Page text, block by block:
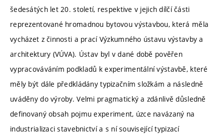
šedesátých let 20. století, respektive v jejich dílčí části
reprezentované hromadnou bytovou výstavbou, která měla
vycházet z činnosti a prací Výzkumného ústavu výstavby a
architektury (VÚVA). Ústav byl v dané době pověřen
vypracováváním podkladů k experimentální výstavbě, které
měly být dále předkládány typizačním složkám a následně
uváděny do výroby. Velmi pragmatický a zdánlivě důsledně
definovaný obsah pojmu experiment, úzce navázaný na
industrializaci stavebnictví a s ní související typizací